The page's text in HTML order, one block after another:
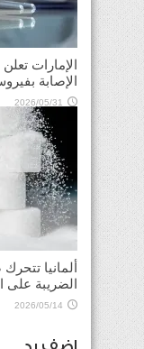
الإمارات
الإصابة
2026/05/31
ألمانيا
الضريبة على
2026/05/14